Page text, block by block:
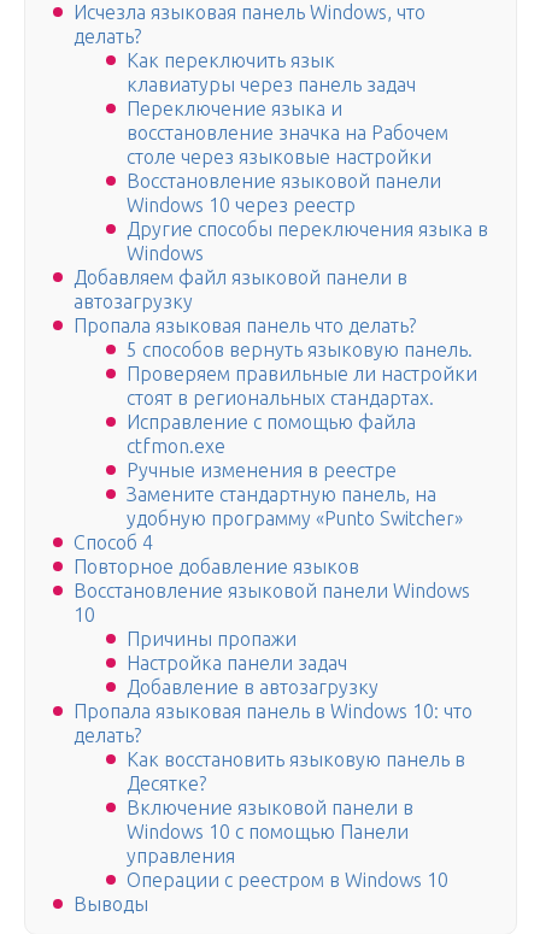
Исчезла языковая панель Windows, что
делать?
Как переключить язык
клавиатуры через панель задач
Переключение языка и
восстановление значка на Рабочем
столе через языковые настройки
Восстановление языковой панели
Windows 10 через реестр
Другие способы переключения языка в
Windows
Добавляем файл языковой панели в
автозагрузку
Пропала языковая панель что делать?
5 способов вернуть языковую панель.
Проверяем правильные ли настройки
стоят в региональных стандартах.
Исправление с помощью файла
ctfmon.exe
Ручные изменения в реестре
Замените стандартную панель, на
удобную программу «Punto Switcher»
Способ 4
Повторное добавление языков
Восстановление языковой панели Windows
10
Причины пропажи
Настройка панели задач
Добавление в автозагрузку
Пропала языковая панель в Windows 10: что
делать?
Как восстановить языковую панель в
Десятке?
Включение языковой панели в
Windows 10 с помощью Панели
управления
Операции с реестром в Windows 10
Выводы